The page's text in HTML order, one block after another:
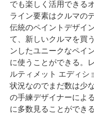
でも楽しく活用できる
ライン要素はクルマの
伝統のペイントデザイ
て、新しいクルマを買
ンしたユニークなペイ
に使うことができる。
ルティメット エディシ
状況なのでまだ数は少
の手練デザイナーによ
に多数見ることができ